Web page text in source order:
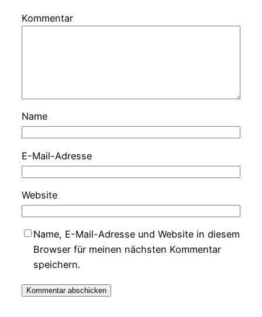
Kommentar
Name
E-Mail-Adresse
Website
Name, E-Mail-Adresse und Website in diesem
Browser für meinen nächsten Kommentar
speichern.